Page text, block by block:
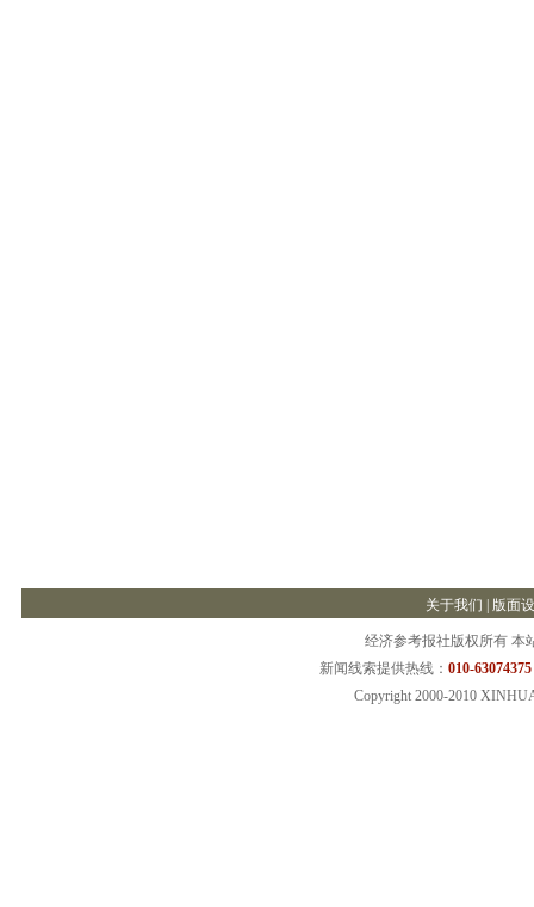
关于我们 版面
经济参考报社版权所有 本
新闻线索提供热线： 010-
Copyright 2000-2010